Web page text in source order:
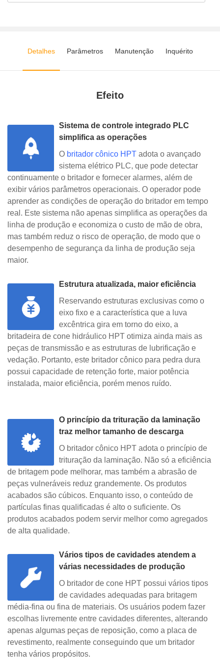
Detalhes Parâmetros Manutenção Inquérito
Efeito
Sistema de controle integrado PLC
simplifica as operações
O britador cônico HPT adota o avançado
sistema elétrico PLC, que pode detectar
continuamente o britador e fornecer alarmes, além de
exibir vários parâmetros operacionais. O operador pode
aprender as condições de operação do britador em tempo
real. Este sistema não apenas simplifica as operações da
linha de produção e economiza o custo de mão de obra,
mas também reduz o risco de operação, de modo que o
desempenho de segurança da linha de produção seja
maior.
Estrutura atualizada, maior eficiência
Reservando estruturas exclusivas como o
eixo fixo e a característica que a luva
excêntrica gira em torno do eixo, a
britadeira de cone hidráulico HPT otimiza ainda mais as
peças de transmissão e as estruturas de lubrificação e
vedação. Portanto, este britador cônico para pedra dura
possui capacidade de retenção forte, maior potência
instalada, maior eficiência, porém menos ruído.
O princípio da trituração da laminação
traz melhor tamanho de descarga
O britador cônico HPT adota o princípio de
trituração da laminação. Não só a eficiência
de britagem pode melhorar, mas também a abrasão de
peças vulneráveis reduz grandemente. Os produtos
acabados são cúbicos. Enquanto isso, o conteúdo de
partículas finas qualificadas é alto o suficiente. Os
produtos acabados podem servir melhor como agregados
de alta qualidade.
Vários tipos de cavidades atendem a
várias necessidades de produção
O britador de cone HPT possui vários tipos
de cavidades adequadas para britagem
média-fina ou fina de materiais. Os usuários podem fazer
escolhas livremente entre cavidades diferentes, alterando
apenas algumas peças de reposição, como a placa de
revestimento, realmente conseguindo que um britador
tenha vários propósitos.